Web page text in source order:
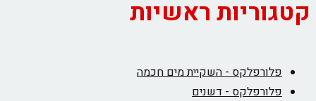
ראשיות
- השקיית מים חכמה
- דשנים